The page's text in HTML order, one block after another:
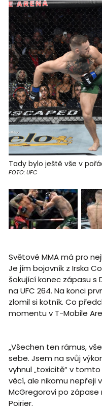
Tady bylo ještě vše v
FOTO: UFC
Světové MMA má pro
Je jím bojovník z Irska
šokující konec zápasu s
na UFC 264. Na konci
zlomil si kotník. Co
momentu v T-Mobile
„Všechen ten rámus,
sebe. Jsem na svůj
vyhnul „toxicitě“ v
věcí, ale nikomu nepřeji
McGregorovi po
Poirier.